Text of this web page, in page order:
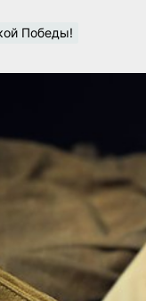
Победы!